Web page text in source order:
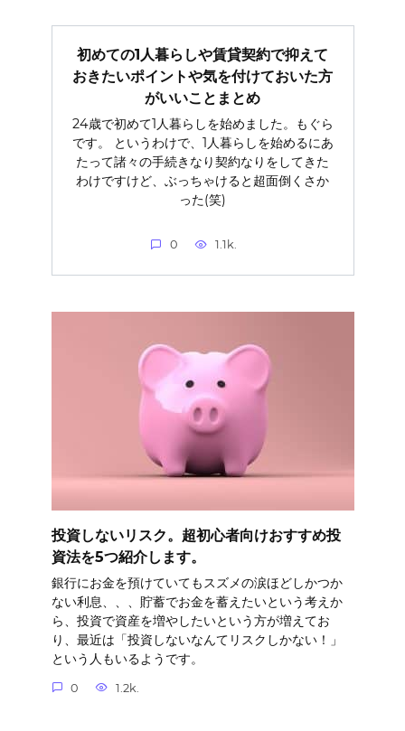
初めての1人暮らしや賃貸契約で抑えて
おきたいポイントや気を付けておいた方
がいいことまとめ
24歳で初めて1人暮らしを始めました。もぐら
です。 というわけで、1人暮らしを始めるにあ
たって諸々の手続きなり契約なりをしてきた
わけですけど、ぶっちゃけると超面倒くさか
った(笑)
0 1.1k.
投資しないリスク。超初心者向けおすすめ投
資法を5つ紹介します。
銀行にお金を預けていてもスズメの涙ほどしかつか
ない利息、、、貯蓄でお金を蓄えたいという考えか
ら、投資で資産を増やしたいという方が増えてお
り、最近は「投資しないなんてリスクしかない！」
という人もいるようです。
0 1.2k.